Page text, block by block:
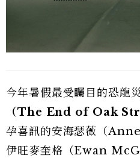
今年暑假最受矚目的恐龍
（The End of Oak
孕喜訊的安海瑟薇（
伊旺麥奎格（Ewan